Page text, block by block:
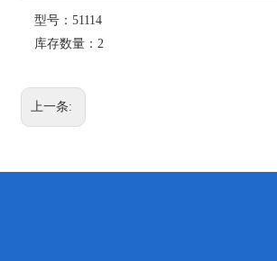
型号： 51114
库存数量： 2
上一条: